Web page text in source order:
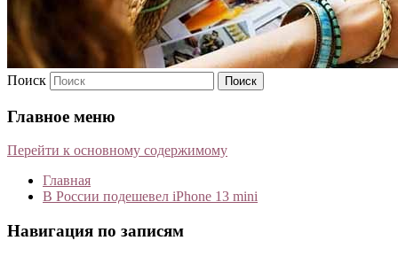
Поиск
Главное меню
Перейти к основному содержимому
Главная
В России подешевел iPhone 13 mini
Навигация по записям